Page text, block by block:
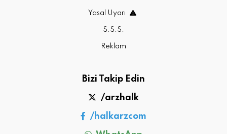
Yasal Uyarı
S.S.S.
Reklam
Bizi Takip Edin
/arzhalk
/halkarzcom